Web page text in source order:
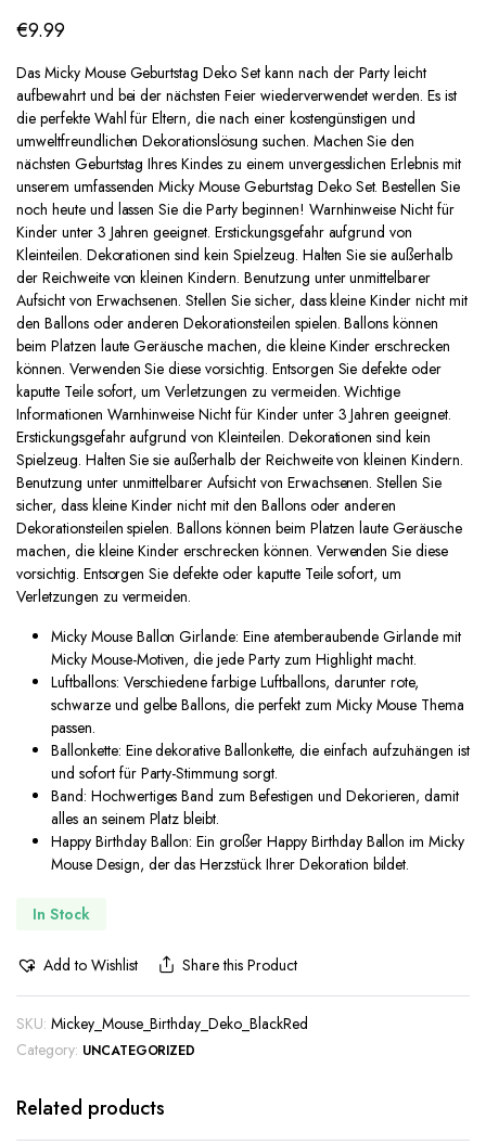
€9.99
Das Micky Mouse Geburtstag Deko Set kann nach der Party leicht
aufbewahrt und bei der nächsten Feier wiederverwendet werden. Es ist
die perfekte Wahl für Eltern, die nach einer kostengünstigen und
umweltfreundlichen Dekorationslösung suchen. Machen Sie den
nächsten Geburtstag Ihres Kindes zu einem unvergesslichen Erlebnis mit
unserem umfassenden Micky Mouse Geburtstag Deko Set. Bestellen Sie
noch heute und lassen Sie die Party beginnen! Warnhinweise Nicht für
Kinder unter 3 Jahren geeignet. Erstickungsgefahr aufgrund von
Kleinteilen. Dekorationen sind kein Spielzeug. Halten Sie sie außerhalb
der Reichweite von kleinen Kindern. Benutzung unter unmittelbarer
Aufsicht von Erwachsenen. Stellen Sie sicher, dass kleine Kinder nicht mit
den Ballons oder anderen Dekorationsteilen spielen. Ballons können
beim Platzen laute Geräusche machen, die kleine Kinder erschrecken
können. Verwenden Sie diese vorsichtig. Entsorgen Sie defekte oder
kaputte Teile sofort, um Verletzungen zu vermeiden. Wichtige
Informationen Warnhinweise Nicht für Kinder unter 3 Jahren geeignet.
Erstickungsgefahr aufgrund von Kleinteilen. Dekorationen sind kein
Spielzeug. Halten Sie sie außerhalb der Reichweite von kleinen Kindern.
Benutzung unter unmittelbarer Aufsicht von Erwachsenen. Stellen Sie
sicher, dass kleine Kinder nicht mit den Ballons oder anderen
Dekorationsteilen spielen. Ballons können beim Platzen laute Geräusche
machen, die kleine Kinder erschrecken können. Verwenden Sie diese
vorsichtig. Entsorgen Sie defekte oder kaputte Teile sofort, um
Verletzungen zu vermeiden.
Micky Mouse Ballon Girlande: Eine atemberaubende Girlande mit
Micky Mouse-Motiven, die jede Party zum Highlight macht.
Luftballons: Verschiedene farbige Luftballons, darunter rote,
schwarze und gelbe Ballons, die perfekt zum Micky Mouse Thema
passen.
Ballonkette: Eine dekorative Ballonkette, die einfach aufzuhängen ist
und sofort für Party-Stimmung sorgt.
Band: Hochwertiges Band zum Befestigen und Dekorieren, damit
alles an seinem Platz bleibt.
Happy Birthday Ballon: Ein großer Happy Birthday Ballon im Micky
Mouse Design, der das Herzstück Ihrer Dekoration bildet.
In Stock
Add to Wishlist Share this Product
SKU: Mickey_Mouse_Birthday_Deko_BlackRed
Category: UNCATEGORIZED
Related products